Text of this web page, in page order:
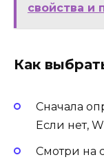
свойства и
Как
Сначала
Если нет,
Смотри на